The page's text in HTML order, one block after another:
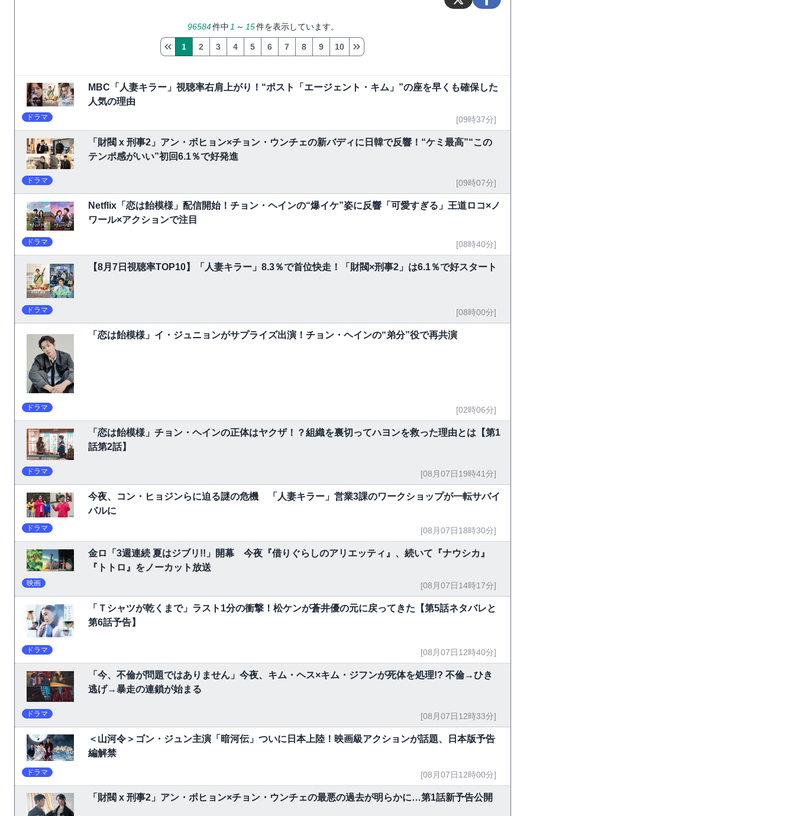
96584件中 1 ～ 15件を表示しています。
1 2 3 4 5 6 7 8 9 10
MBC「人妻キラー」視聴率右肩上がり！“ポスト「エージェント・キム」”の座を早くも確保した
人気の理由
ドラマ [09時37分]
「財閥 x 刑事2」アン・ボヒョン×チョン・ウンチェの新バディに日韓で反響！“ケミ最高”“この
テンポ感がいい”初回6.1％で好発進
ドラマ [09時07分]
Netflix「恋は飴模様」配信開始！チョン・ヘインの“爆イケ”姿に反響「可愛すぎる」王道ロコ×ノ
ワール×アクションで注目
ドラマ [08時40分]
【8月7日視聴率TOP10】「人妻キラー」8.3％で首位快走！「財閥×刑事2」は6.1％で好スタート
ドラマ [08時00分]
「恋は飴模様」イ・ジュニョンがサプライズ出演！チョン・ヘインの“弟分”役で再共演
ドラマ [02時06分]
「恋は飴模様」チョン・ヘインの正体はヤクザ！？組織を裏切ってハヨンを救った理由とは【第1
話第2話】
ドラマ [08月07日19時41分]
今夜、コン・ヒョジンらに迫る謎の危機 「人妻キラー」営業3課のワークショップが一転サバイ
バルに
ドラマ [08月07日18時30分]
金ロ「3週連続 夏はジブリ!!」開幕 今夜『借りぐらしのアリエッティ』、続いて『ナウシカ』
『トトロ』をノーカット放送
映画 [08月07日14時17分]
「Ｔシャツが乾くまで」ラスト1分の衝撃！松ケンが蒼井優の元に戻ってきた【第5話ネタバレと
第6話予告】
ドラマ [08月07日12時40分]
「今、不倫が問題ではありません」今夜、キム・ヘス×キム・ジフンが死体を処理!? 不倫→ひき
逃げ→暴走の連鎖が始まる
ドラマ [08月07日12時33分]
＜山河令＞ゴン・ジュン主演「暗河伝」ついに日本上陸！映画級アクションが話題、日本版予告
編解禁
ドラマ [08月07日12時00分]
「財閥 x 刑事2」アン・ボヒョン×チョン・ウンチェの最悪の過去が明らかに…第1話新予告公開